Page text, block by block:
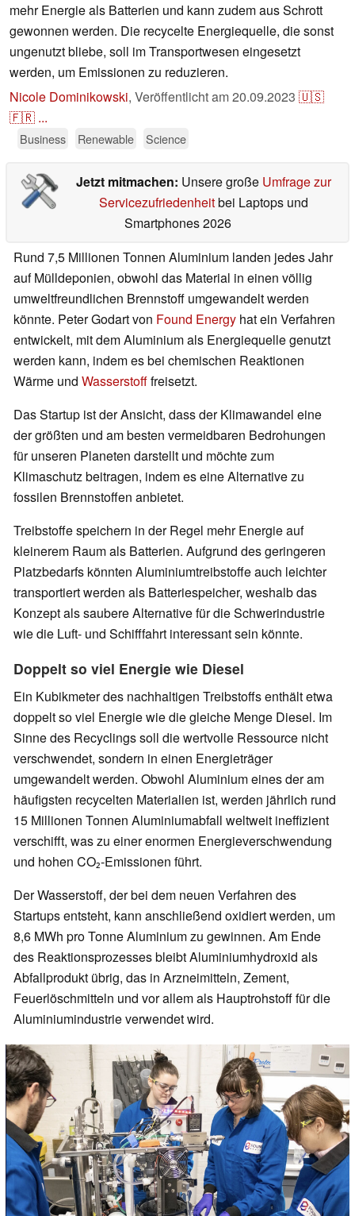
mehr Energie als Batterien und kann zudem aus Schrott
gewonnen werden. Die recycelte Energiequelle, die sonst
ungenutzt bliebe, soll im Transportwesen eingesetzt
werden, um Emissionen zu reduzieren.
Nicole Dominikowski, Veröffentlicht am20.09.2023 🇺🇸
🇫🇷 ...
Business Renewable Science
Jetzt mitmachen: Unsere große Umfrage zur
Servicezufriedenheitbei Laptops und
Smartphones 2026
Rund 7,5 Millionen Tonnen Aluminium landen jedes Jahr
auf Mülldeponien, obwohl das Material in einen völlig
umweltfreundlichen Brennstoff umgewandelt werden
könnte. Peter Godart von Found Energy hat ein Verfahren
entwickelt, mit dem Aluminium als Energiequelle genutzt
werden kann, indem es bei chemischen Reaktionen
Wärme und Wasserstofffreisetzt.
Das Startup ist der Ansicht, dass der Klimawandel eine
der größten und am besten vermeidbaren Bedrohungen
für unseren Planeten darstellt und möchte zum
Klimaschutz beitragen, indem es eine Alternative zu
fossilen Brennstoffen anbietet.
Treibstoffe speichern in der Regel mehr Energie auf
kleinerem Raum als Batterien. Aufgrund des geringeren
Platzbedarfs könnten Aluminiumtreibstoffe auch leichter
transportiert werden als Batteriespeicher, weshalb das
Konzept als saubere Alternative für die Schwerindustrie
wie die Luft- und Schifffahrt interessant sein könnte.
Doppelt so viel Energie wie Diesel
Ein Kubikmeter des nachhaltigen Treibstoffs enthält etwa
doppelt so viel Energie wie die gleiche Menge Diesel. Im
Sinne des Recyclings soll die wertvolle Ressource nicht
verschwendet, sondern in einen Energieträger
umgewandelt werden. Obwohl Aluminium eines der am
häufigsten recycelten Materialien ist, werden jährlich rund
15 Millionen Tonnen Aluminiumabfall weltweit ineffizient
verschifft, was zu einer enormen Energieverschwendung
und hohen CO₂-Emissionen führt.
Der Wasserstoff, der bei dem neuen Verfahren des
Startups entsteht, kann anschließend oxidiert werden, um
8,6 MWh pro Tonne Aluminium zu gewinnen. Am Ende
des Reaktionsprozesses bleibt Aluminiumhydroxid als
Abfallprodukt übrig, das in Arzneimitteln, Zement,
Feuerlöschmitteln und vor allem als Hauptrohstoff für die
Aluminiumindustrie verwendet wird.